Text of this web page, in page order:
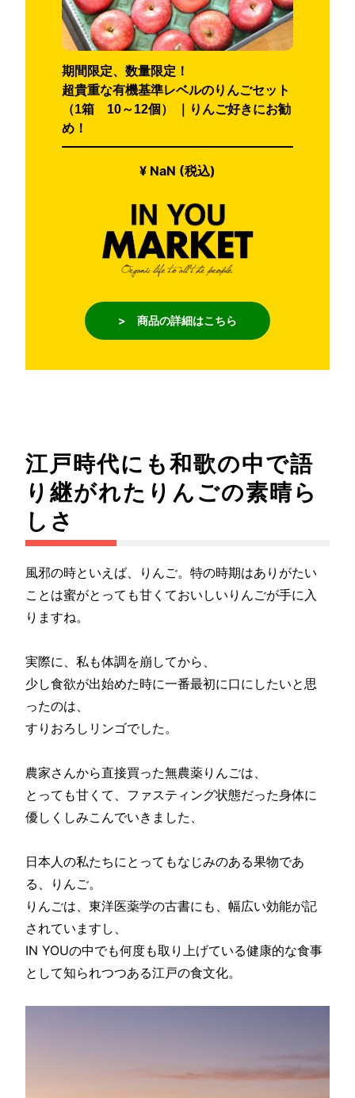
期間限定、数量限定！
超貴重な有機基準レベルのりんごセット
（1箱 10～12個） ｜りんご好きにお勧
め！
¥ NaN (税込)
> 商品の詳細はこちら
江戸時代にも和歌の中で語
り継がれたりんごの素晴ら
しさ
風邪の時といえば、りんご。特の時期はありがたい
ことは蜜がとっても甘くておいしいりんごが手に入
りますね。
実際に、私も体調を崩してから、
少し食欲が出始めた時に一番最初に口にしたいと思
ったのは、
すりおろしリンゴでした。
農家さんから直接買った無農薬りんごは、
とっても甘くて、ファスティング状態だった身体に
優しくしみこんでいきました、
日本人の私たちにとってもなじみのある果物であ
る、りんご。
りんごは、東洋医薬学の古書にも、幅広い効能が記
されていますし、
IN YOUの中でも何度も取り上げている健康的な食事
として知られつつある江戸の食文化。